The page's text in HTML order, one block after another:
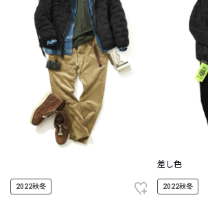
2022秋冬
差し色
2022秋冬